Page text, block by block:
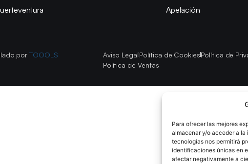
Para ofrecer las mejores
almacenar y/o acceder a
tecnologías nos permitirá
identificaciones únicas en
afectar negativamente a
Apelación
porTOOOLS Aviso LegalPolítica de CookiesPolítica de
Política de Ventas